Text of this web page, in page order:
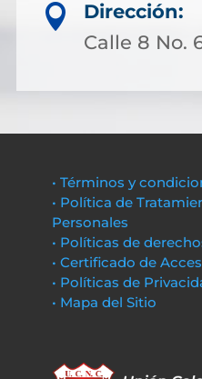

Dirección:
Calle 8 No.
• Términos y
• Política de
Personales
• Políticas de
• Certificado de
• Políticas de
• Mapa del Sitio